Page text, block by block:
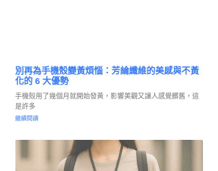
別再為手機殼變黃煩惱：芳綸纖維的美感與不黃
化的 6 大優勢
手機殼用了幾個月就開始發黃，影響美觀又讓人感覺髒舊，這
是許多
繼續閱讀